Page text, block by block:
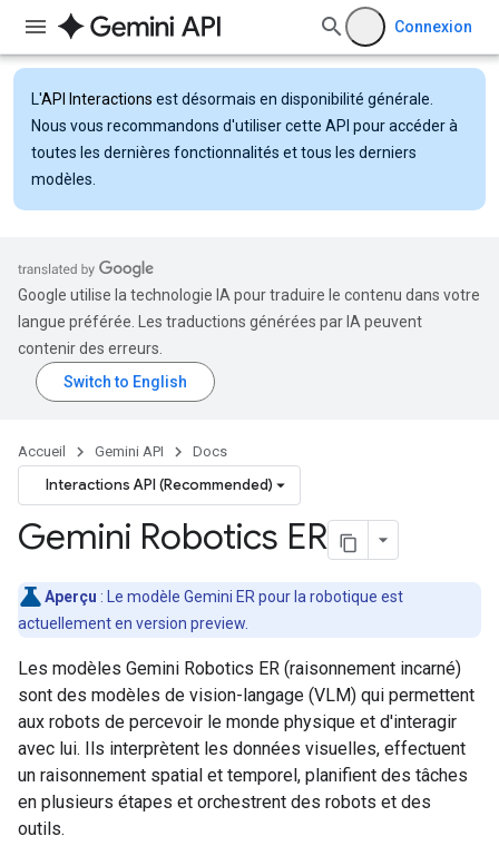
Connexion
L'API Interactions est désormais en disponibilité générale.
Nous vous recommandons d'utiliser cette API pour accéder à
toutes les dernières fonctionnalités et tous les derniers
modèles.
Google utilise la technologie IA pour traduire le contenu dans votre
langue préférée. Les traductions générées par IA peuvent
contenir des erreurs.
Accueil Gemini API Docs
Interactions API (Recommended)
Gemini Robotics ER
Aperçu : Le modèle Gemini ER pour la robotique est
actuellement en version preview.
Les modèles Gemini Robotics ER (raisonnement incarné)
sont des modèles de vision-langage (VLM) qui permettent
aux robots de percevoir le monde physique et d'interagir
avec lui. Ils interprètent les données visuelles, effectuent
un raisonnement spatial et temporel, planifient des tâches
en plusieurs étapes et orchestrent des robots et des
outils.